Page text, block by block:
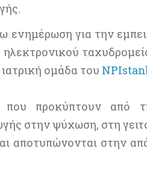
ενημέρωση για την
ηλεκτρονικού
ομάδα του
προκύπτουν από
στην ψύχωση, στη
αποτυπώνονται στην